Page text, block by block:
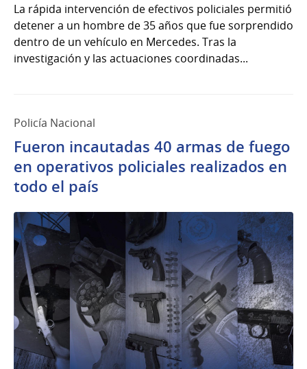
La rápida intervención de efectivos policiales permitió
detener a un hombre de 35 años que fue sorprendido
dentro de un vehículo en Mercedes. Tras la
investigación y las actuaciones coordinadas...
Policía Nacional
Fueron incautadas 40 armas de fuego
en operativos policiales realizados en
todo el país